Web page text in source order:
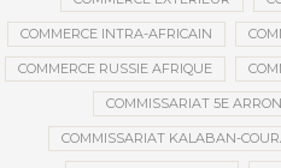
COMMERCE INTRA-AFRICAIN
COMMERCE RUSSIE AFRIQUE
COMMISSARIAT 5E
COMMISSARIAT KALABAN-